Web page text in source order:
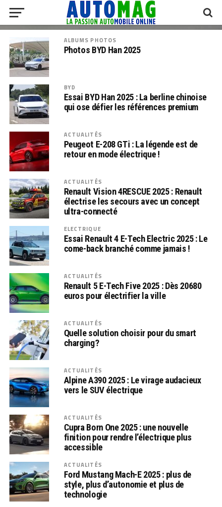
ALBUMS PHOTOS
Photos BYD Han 2025
BYD
Essai BYD Han 2025 : La berline chinoise
qui ose défier les références premium
ACTUALITÉS
Peugeot E-208 GTi : La légende est de
retour en mode électrique !
ACTUALITÉS
Renault Vision 4RESCUE 2025 : Renault
électrise les secours avec un concept
ultra-connecté
ELECTRIQUE
Essai Renault 4 E-Tech Electric 2025 : Le
come-back branché comme jamais !
ACTUALITÉS
Renault 5 E-Tech Five 2025 : Dès 20680
euros pour électrifier la ville
ACTUALITÉS
Quelle solution choisir pour du smart
charging ?
ACTUALITÉS
Alpine A390 2025 : Le virage audacieux
vers le SUV électrique
ACTUALITÉS
Cupra Born One 2025 : une nouvelle
finition pour rendre l’électrique plus
accessible
ACTUALITÉS
Ford Mustang Mach-E 2025 : plus de
style, plus d’autonomie et plus de
technologie